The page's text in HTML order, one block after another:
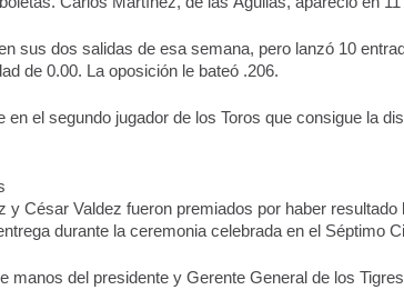
sus dos salidas de esa semana, pero lanzó 10
de 0.00. La oposición le bateó .206.
en el segundo jugador de los Toros que consigue la
y César Valdez fueron premiados por haber
durante la ceremonia celebrada en el Séptimo
manos del presidente y Gerente General de los